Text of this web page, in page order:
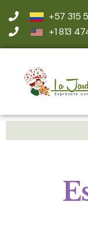
+57 315
+1 813